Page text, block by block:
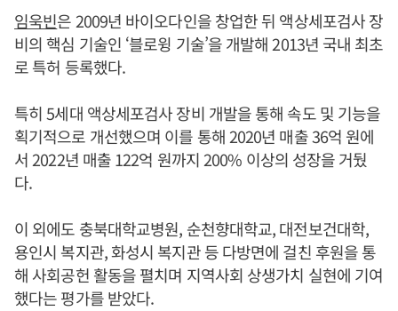
임욱빈은 2009년 바이오다인을 창업한 뒤 액상세포검사 장
비의 핵심 기술인 ‘블로윙 기술’을 개발해 2013년 국내 최초
로 특허 등록했다.
특히 5세대 액상세포검사 장비 개발을 통해 속도 및 기능을
획기적으로 개선했으며 이를 통해 2020년 매출 36억 원에
서 2022년 매출 122억 원까지 200% 이상의 성장을 거뒀
다.
이 외에도 충북대학교병원, 순천향대학교, 대전보건대학,
용인시 복지관, 화성시 복지관 등 다방면에 걸친 후원을 통
해 사회공헌 활동을 펼치며 지역사회 상생가치 실현에 기여
했다는 평가를 받았다.